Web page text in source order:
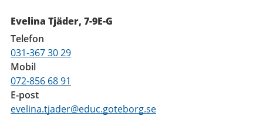
Evelina Tjäder, 7-9E-G
Telefon
031-367 30 29
Mobil
072-856 68 91
E-post
evelina.tjader@educ.goteborg.se